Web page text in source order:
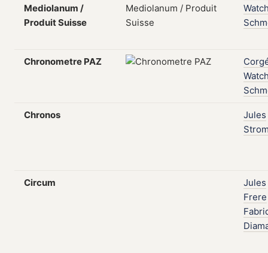
Mediolanum /
Produit Suisse
Chronometre PAZ
Chronos
Jules
Circum
Jules
Frere